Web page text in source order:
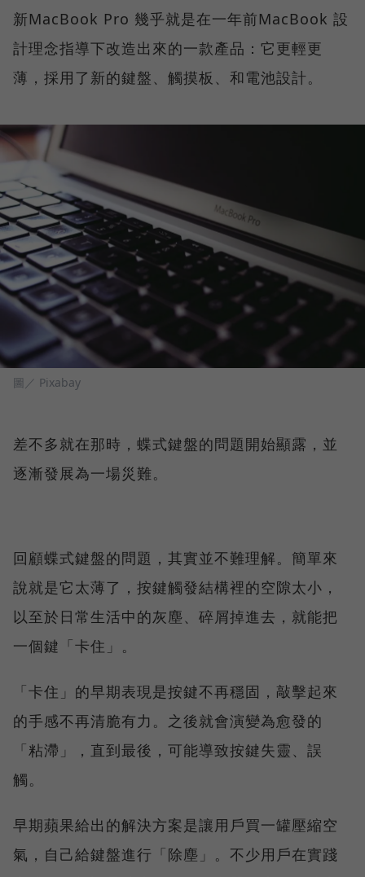
新MacBook Pro 幾乎就是在一年前MacBook 設
計理念指導下改造出來的一款產品：它更輕更
薄，採用了新的鍵盤、觸摸板、和電池設計。
圖／ Pixabay
差不多就在那時，蝶式鍵盤的問題開始顯露，並
逐漸發展為一場災難。
回顧蝶式鍵盤的問題，其實並不難理解。簡單來
說就是它太薄了，按鍵觸發結構裡的空隙太小，
以至於日常生活中的灰塵、碎屑掉進去，就能把
一個鍵「卡住」。
「卡住」的早期表現是按鍵不再穩固，敲擊起來
的手感不再清脆有力。之後就會演變為愈發的
「粘滯」，直到最後，可能導致按鍵失靈、誤
觸。
早期蘋果給出的解決方案是讓用戶買一罐壓縮空
氣，自己給鍵盤進行「除塵」。不少用戶在實踐